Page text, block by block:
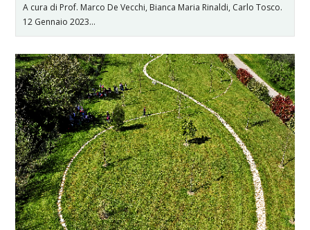
A cura di Prof. Marco De Vecchi, Bianca Maria Rinaldi, Carlo Tosco.
12 Gennaio 2023…